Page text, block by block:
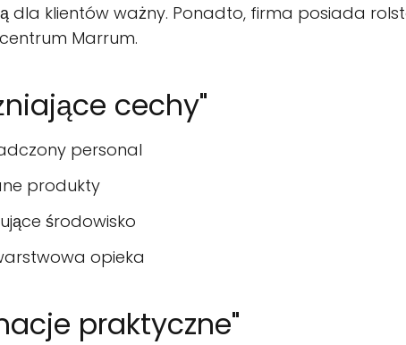
dla klientów ważny. Ponadto, firma posiada
Marrum.
cechy"
personal
produkty
środowisko
opieka
praktyczne"